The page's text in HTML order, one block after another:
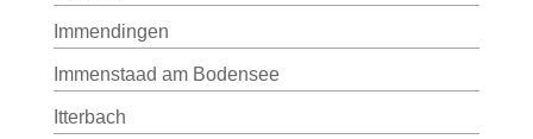
Immendingen
Immenstaad am Bodensee
Itterbach